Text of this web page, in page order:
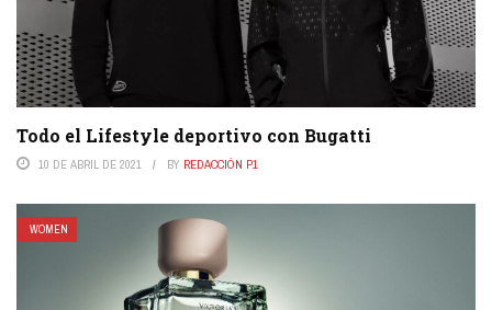
Todo el Lifestyle deportivo con Bugatti
10 DE ABRIL DE 2021 BY REDACCIÓN P1
WOMEN